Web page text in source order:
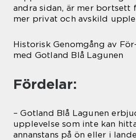
andra sidan, är mer bortsett
mer privat och avskild
Historisk Genomgång av
med Gotland Blå Lagunen
Fördelar:
– Gotland Blå Lagunen
upplevelse som inte kan
annanstans på ön eller i